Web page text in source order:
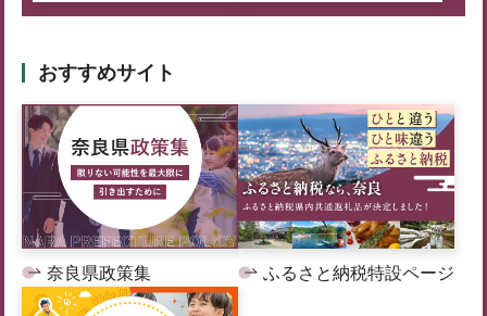
おすすめサイト
奈良県政策集 ふるさと納税特設ページ